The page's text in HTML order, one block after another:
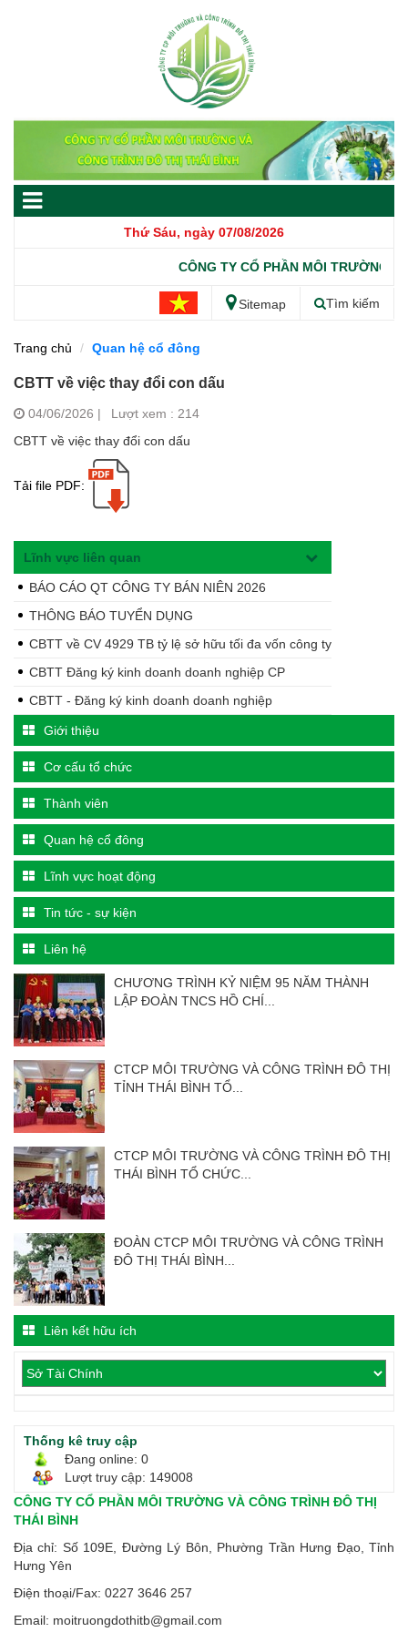
Thứ Sáu, ngày 07/08/2026
CÔNG TY CỔ PHẦN MÔI TRƯỜNG
Sitemap Tìm kiếm
Trang chủ Quan hệ cổ đông
Giới thiệu
Cơ cấu tổ chức
Thành viên
Quan hệ cổ đông
Lĩnh vực hoạt động
Tin tức - sự kiện
Liên hệ
CHƯƠNG TRÌNH KỶ NIỆM 95 NĂM THÀNH
LẬP ĐOÀN TNCS HỒ CHÍ...
CTCP MÔI TRƯỜNG VÀ CÔNG TRÌNH ĐÔ THỊ
TỈNH THÁI BÌNH TỔ...
CTCP MÔI TRƯỜNG VÀ CÔNG TRÌNH ĐÔ THỊ
THÁI BÌNH TỔ CHỨC...
ĐOÀN CTCP MÔI TRƯỜNG VÀ CÔNG TRÌNH
ĐÔ THỊ THÁI BÌNH...
Liên kết hữu ích
Thống kê truy cập
Đang online: 0
Lượt truy cập: 149008
CBTT về việc thay đổi con dấu
04/06/2026 | Lượt xem : 214
CBTT về việc thay đổi con dấu
Tải file PDF:
Lĩnh vực liên quan
BÁO CÁO QT CÔNG TY BÁN NIÊN 2026
THÔNG BÁO TUYỂN DỤNG
CBTT về CV 4929 TB tỷ lệ sở hữu tối đa vốn công ty
CBTT Đăng ký kinh doanh doanh nghiệp CP
CBTT - Đăng ký kinh doanh doanh nghiệp
CÔNG TY CỔ PHẦN MÔI TRƯỜNG VÀ CÔNG TRÌNH ĐÔ THỊ
THÁI BÌNH
Địa chỉ: Số 109E, Đường Lý Bôn, Phường Trần Hưng Đạo, Tỉnh
Hưng Yên
Điện thoại/Fax: 0227 3646 257
Email: moitruongdothitb@gmail.com